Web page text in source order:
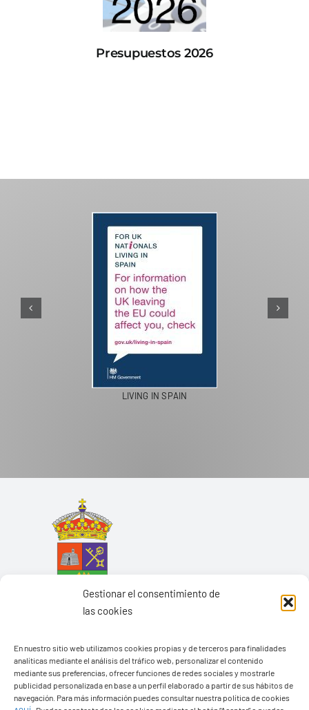
Gestionar el consentimiento de
las cookies
En nuestro sitio web utilizamos cookies propias y de terceros para finalidades
analíticas mediante el análisis del tráfico web, personalizar el contenido
mediante sus preferencias, ofrecer funciones de redes sociales y mostrarle
publicidad personalizada en base a un perfil elaborado a partir de sus hábitos de
navegación. Para más información puedes consultar nuestra política de cookies
Presupuestos 2026
PASEOS EN CAMELLO
Ayuntamiento de Yaiza
Pza. de Los Remedios, 1